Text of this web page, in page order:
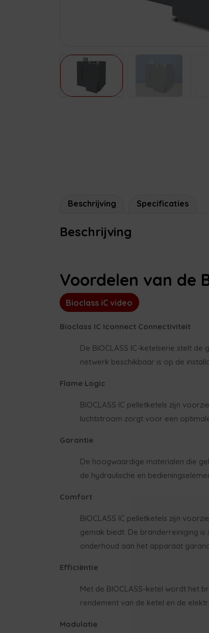
Beschrijving Specificaties
Beschrijving
Voordelen van de
Bioclass iC video
Bioclass IC Iconnect Connectiviteit
De BIOCLASS IC-ketelserie stelt
netwerk beschikbaar is op de
Flame Logic
BIOCLASS IC pelletketels zijn
luchtstroom zorgt voor een
Garantie
De hoogwaardige materialen die
de hydraulische en
Comfort
BIOCLASS IC pelletketels zijn
gemak biedt. De branderreiniging
onderhoud aan het apparaat
Efficiëntie
Met de BIOCLASS-ketel wordt het
rendement van de ketel en de
Modulatie